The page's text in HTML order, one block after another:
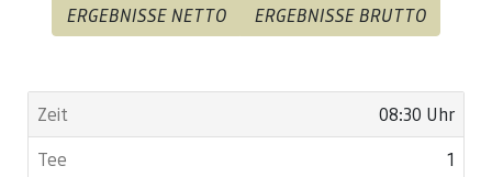
ERGEBNISSE NETTO ERGEBNISSE BRUTTO
08:30 Uhr
1